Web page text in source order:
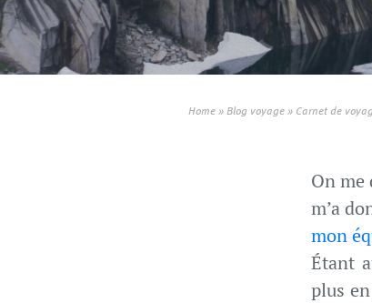
Home » Blog voyage » Carnet de
On me
m’a
mon
Étant
plus